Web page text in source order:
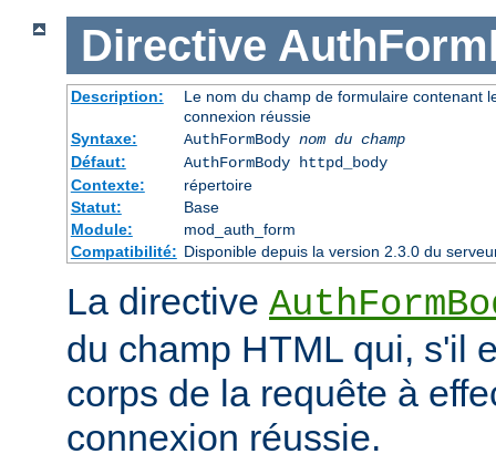
Directive
Description:
Le nom du champ de formulaire contenant
connexion réussie
Syntaxe:
AuthFormBody nom du champ
Défaut:
AuthFormBody httpd_body
Contexte:
répertoire
Statut:
Base
Module:
mod_auth_form
Compatibilité: Disponible depuis la version 2.3.0 du
La directive
du champ HTML qui, s'il
corps de la requête à
connexion réussie.